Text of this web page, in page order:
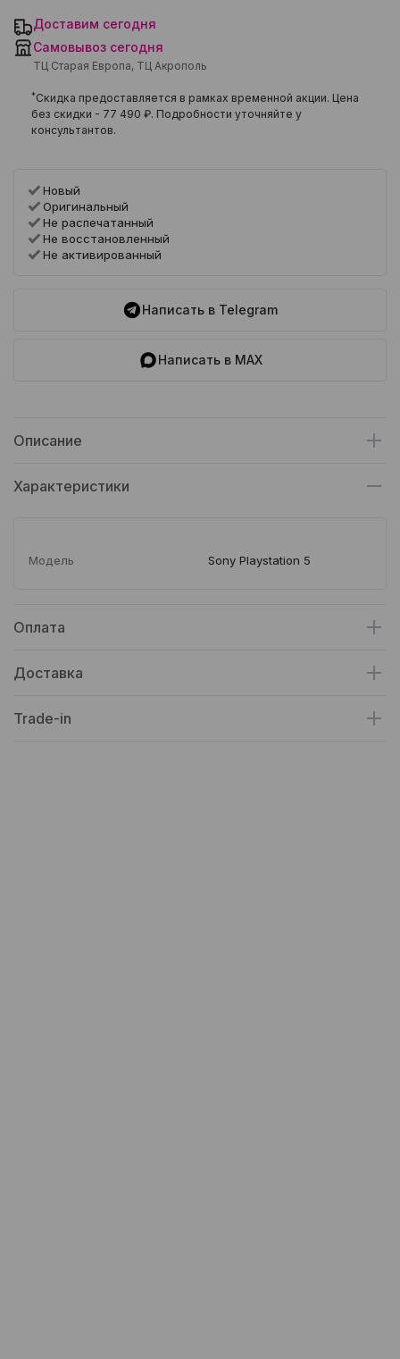
Доставим сегодня
Самовывоз сегодня
ТЦ Старая Европа, ТЦ Акрополь
*Скидка предоставляется в рамках временной акции. Цена
без скидки - 77 490 ₽. Подробности уточняйте у
консультантов.
Новый
Оригинальный
Не распечатанный
Не восстановленный
Не активированный
Написать в Telegram
Написать в MAX
Описание
Характеристики
Модель Sony Playstation 5
Оплата
Доставка
Trade-in